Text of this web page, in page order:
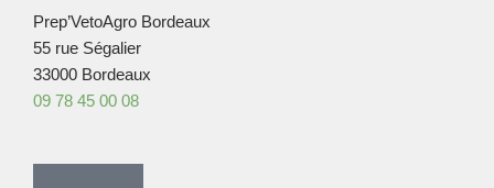
Prep’VetoAgro Bordeaux
55 rue Ségalier
33000 Bordeaux
09 78 45 00 08